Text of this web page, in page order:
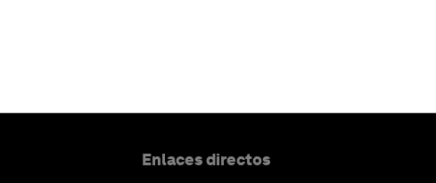
Enlaces directos